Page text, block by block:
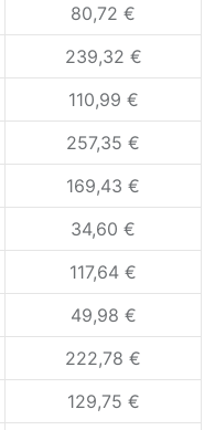
80,72 €
239,32 €
110,99 €
257,35 €
169,43 €
34,60 €
117,64 €
49,98 €
222,78 €
129,75 €